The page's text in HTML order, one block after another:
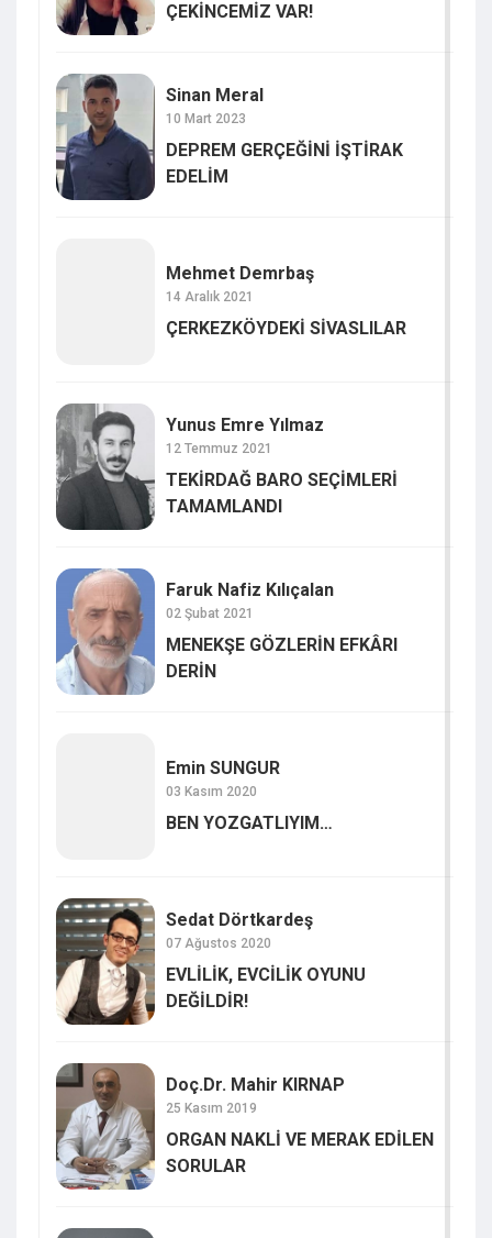
ÇEKİNCEMİZ VAR!
Sinan Meral
10 Mart 2023
DEPREM GERÇEĞİNİ İŞTİRAK
EDELİM
Mehmet Demrbaş
14 Aralık 2021
ÇERKEZKÖYDEKİ SİVASLILAR
Yunus Emre Yılmaz
12 Temmuz 2021
TEKİRDAĞ BARO SEÇİMLERİ
TAMAMLANDI
Faruk Nafiz Kılıçalan
02 Şubat 2021
MENEKŞE GÖZLERİN EFKÂRI
DERİN
Emin SUNGUR
03 Kasım 2020
BEN YOZGATLIYIM…
Sedat Dörtkardeş
07 Ağustos 2020
EVLİLİK, EVCİLİK OYUNU
DEĞİLDİR!
Doç.Dr. Mahir KIRNAP
25 Kasım 2019
ORGAN NAKLİ VE MERAK EDİLEN
SORULAR